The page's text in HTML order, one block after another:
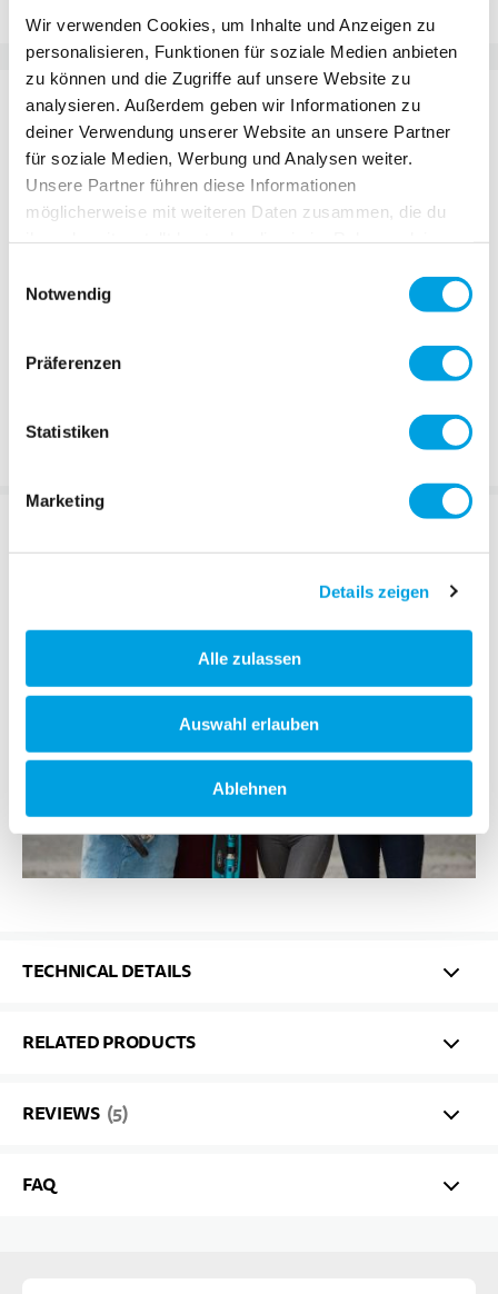
Wir verwenden Cookies, um Inhalte und Anzeigen zu
personalisieren, Funktionen für soziale Medien anbieten
zu können und die Zugriffe auf unsere Website zu
analysieren. Außerdem geben wir Informationen zu
deiner Verwendung unserer Website an unsere Partner
für soziale Medien, Werbung und Analysen weiter.
Unsere Partner führen diese Informationen
möglicherweise mit weiteren Daten zusammen, die du
Notwendig
Präferenzen
Statistiken
Marketing
Details zeigen
Alle zulassen
Auswahl erlauben
Ablehnen
DETAILS
Unobtrusive, but still an eye-catcher, the Micro Speed is
equipped with shock-absorbing wheels – a very special
extra feature.
mild shock-absorbing effect and, consequently,
The unique look of the Micro Speed is rounded off by its
This aluminium scooter is your perfect companion on the
way to school or when enjoying some leisure time.
TECHNICAL DETAILS
RELATED PRODUCTS
REVIEWS 5
FAQ